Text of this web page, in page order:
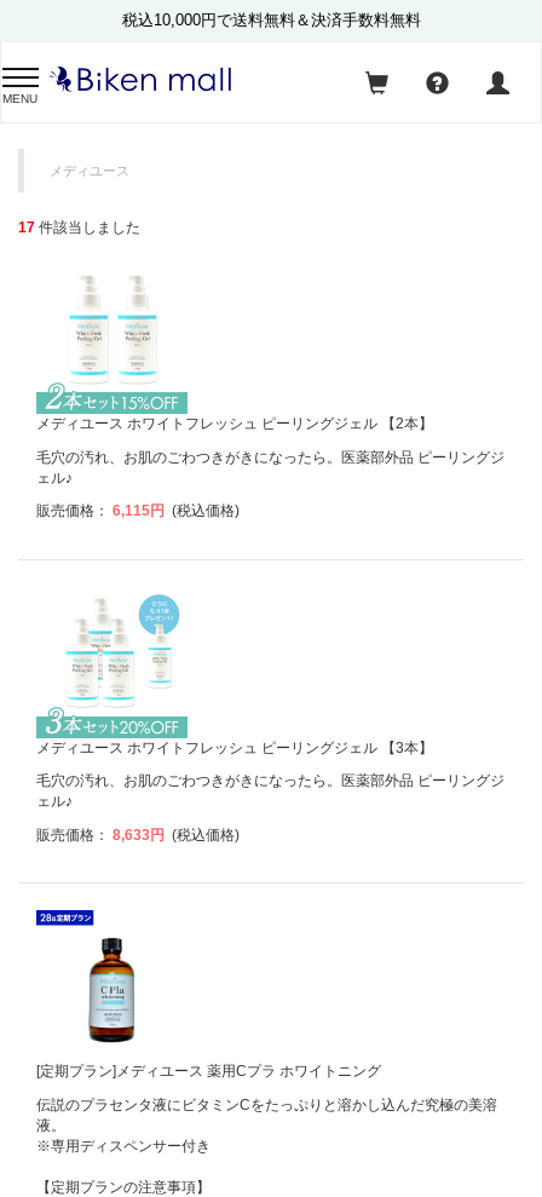
税込10,000円で送料無料＆決済手数料無料
MENU
メディユース
17 件該当しました
メディユース ホワイトフレッシュ ピーリングジェル 【2本】
毛穴の汚れ、お肌のごわつきがきになったら。医薬部外品 ピーリングジ
ェル♪
販売価格： 6,115円 (税込価格)
メディユース ホワイトフレッシュ ピーリングジェル 【3本】
毛穴の汚れ、お肌のごわつきがきになったら。医薬部外品 ピーリングジ
ェル♪
販売価格： 8,633円 (税込価格)
[定期プラン]メディユース 薬用Cプラ ホワイトニング
伝説のプラセンタ液にビタミンCをたっぷりと溶かし込んだ究極の美溶
液。
※専用ディスペンサー付き
【定期プランの注意事項】